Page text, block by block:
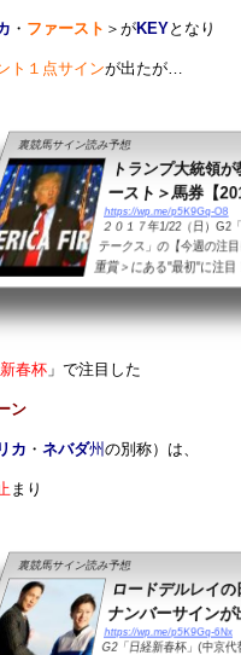
・ ファースト ＞がKEYとなり
ト１点サインが出たが…
裏競馬サイン読み予想
トランプ大統領
ースト＞馬券【
https://wp.me/p5K9Gq-O8
２０１７年1/22（日）G2
テークス」の【今週の注
重賞＞にある"最初"に注
出走！世界的な時事とし
が掲げたアメリカ・ファ
春杯 」で注目した
ン
カ ・ ネバダ州 の別称）は、
まり
裏競馬サイン読み予想
ロードデルレイ
ナンバーサインが
https://wp.me/p5K9Gq-6Nx
G2「日経新春杯」(中京代